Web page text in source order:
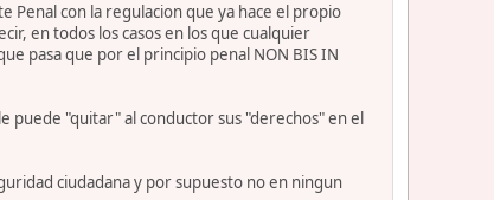
Penal con la regulacion que ya hace el propio
en todos los casos en los que cualquier
pasa que por el principio penal NON BIS IN
puede "quitar" al conductor sus "derechos" en el
ciudadana y por supuesto no en ningun